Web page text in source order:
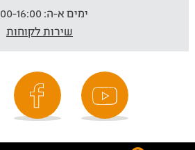
ימים א-ה:
שירות לקוחות